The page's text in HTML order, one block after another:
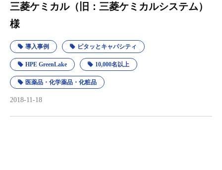
三菱ケミカル（旧：三菱ケミカルシステム）
様
導入事例 ピタッとキャパシティ
HPE GreenLake 10,000名以上
医薬品・化学薬品・化粧品
2018-11-18